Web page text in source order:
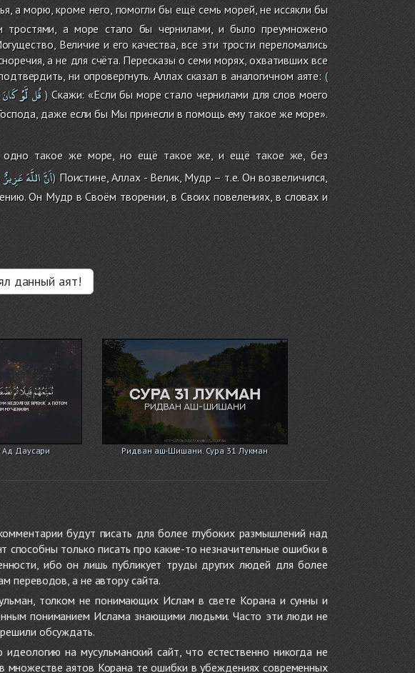
а морю, кроме него, помогли бы ещё семь морей, не иссякли бы
тростями, а море стало бы чернилами, и было преумножено
Величие и его качества, все эти трости переломались
а не для счёта. Пересказы о семи морях, охвативших все
ни опровергнуть. Аллах сказал в аналогичном аяте: (
قُللَّوْكَانَ ) Скажи: «Если бы море стало чернилами для слов моего
даже если бы Мы принесли в помощь ему такое же море».
одно такое же море, но ещё такое же, и ещё такое же, без
أَنَّاللَّهَعَزِيزٌ ) Поистине, Аллах - Велик, Мудр – т.е. Он возвеличился,
Он Мудр в Своём творении, в Своих повелениях, в словах и
данный аят!
Ад Даусари Ридван аш-Шишани. Сура 31 Лукман
будут писать для более глубоких размышлений над
только писать про какие-то незначительные ошибки в
ибо он лишь публикует труды других людей для более
переводов, а не автору сайта.
толком не понимающих Ислам в свете Корана и сунны и
пониманием Ислама знающими людьми. Часто эти люди не
обсуждать.
на мусульманский сайт, что естественно никогда не
множестве аятов Корана те ошибки в убеждениях современных